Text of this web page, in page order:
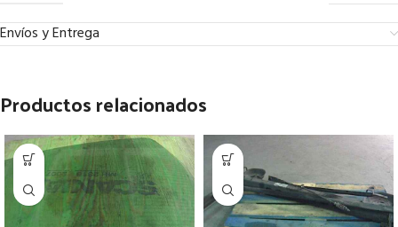
Envíos y Entrega
Productos relacionados